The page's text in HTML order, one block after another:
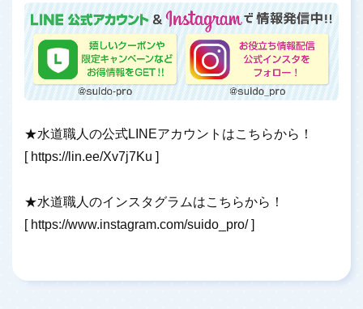
★水道職人の公式LINEアカウントはこちらから！
[ https://lin.ee/Xv7j7Ku ]
★水道職人のインスタグラムはこちらから！
[ https://www.instagram.com/suido_pro/]